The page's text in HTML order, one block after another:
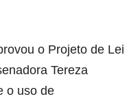
o Projeto de Lei
Tereza
o uso de